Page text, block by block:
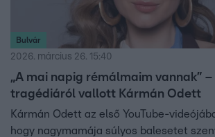
Bulvár
2026. március 26. 15:40
„A mai napig rémálmaim vannak”
tragédiáról vallott Kármán Odett
Kármán Odett az első YouTube-
hogy nagymamája súlyos balesetet